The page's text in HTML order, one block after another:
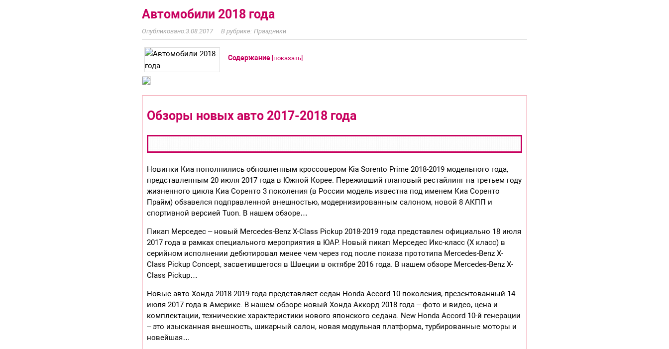
Автомобили 2018 года
3.08.2017 Праздники
Содержание показать
Обзоры новых авто 2017-2018 года
Новинки Киа пополнились обновленным кроссовером Kia Sorento Prime 2018-2019 модельного года,
представленным 20 июля 2017 года в Южной Корее. Переживший плановый рестайлинг на третьем году
жизненного цикла Киа Соренто 3 поколения (в России модель известна под именем Киа Соренто
Прайм) обзавелся подправленной внешностью, модернизированным салоном, новой 8 АКПП и
спортивной версией Tuon. В нашем обзоре…
Пикап Мерседес – новый Mercedes-Benz X-Class Pickup 2018-2019 года представлен официально 18 июля
2017 года в рамках специального мероприятия в ЮАР. Новый пикап Мерседес Икс-класс (Х класс) в
серийном исполнении дебютировал менее чем через год после показа прототипа Mercedes-Benz X-
Class Pickup Concept, засветившегося в Швеции в октябре 2016 года. В нашем обзоре Mercedes-Benz X-
Class Pickup…
Новые авто Хонда 2018-2019 года представляет седан Honda Accord 10-поколения, презентованный 14
июля 2017 года в Америке. В нашем обзоре новый Хонда Аккорд 2018 года – фото и видео, цена и
комплектации, технические характеристики нового японского седана. New Honda Accord 10-й генерации
– это изысканная внешность, шикарный салон, новая модульная платформа, турбированные моторы и
новейшая…